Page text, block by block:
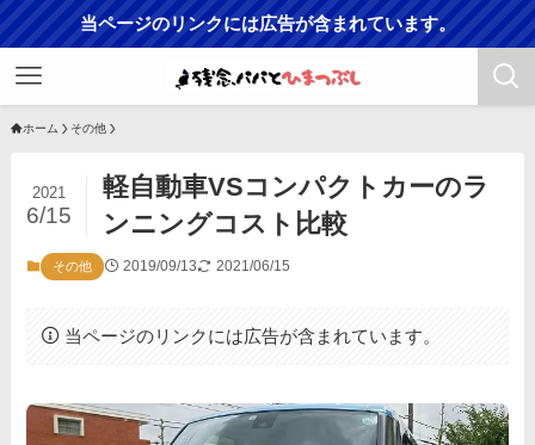
当ページのリンクには広告が含まれています。
ホーム その他
軽自動車VSコンパクトカーのラ
ンニングコスト比較
2021
6/15
その他 2019/09/13 2021/06/15
当ページのリンクには広告が含まれています。